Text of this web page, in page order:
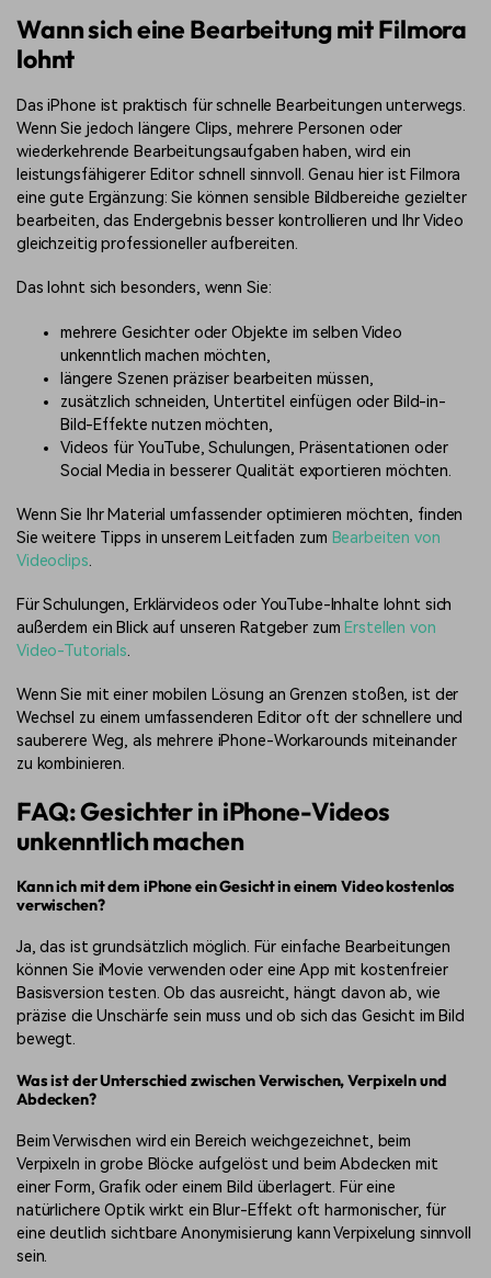
Wann sich eine Bearbeitung mit Filmora
lohnt
Das iPhone ist praktisch für schnelle Bearbeitungen unterwegs.
Wenn Sie jedoch längere Clips, mehrere Personen oder
wiederkehrende Bearbeitungsaufgaben haben, wird ein
leistungsfähigerer Editor schnell sinnvoll. Genau hier ist Filmora
eine gute Ergänzung: Sie können sensible Bildbereiche gezielter
bearbeiten, das Endergebnis besser kontrollieren und Ihr Video
gleichzeitig professioneller aufbereiten.
Das lohnt sich besonders, wenn Sie:
mehrere Gesichter oder Objekte im selben Video
unkenntlich machen möchten,
längere Szenen präziser bearbeiten müssen,
zusätzlich schneiden, Untertitel einfügen oder Bild-in-
Bild-Effekte nutzen möchten,
Videos für YouTube, Schulungen, Präsentationen oder
Social Media in besserer Qualität exportieren möchten.
Wenn Sie Ihr Material umfassender optimieren möchten, finden
Sie weitere Tipps in unserem Leitfaden zum Bearbeiten von
Videoclips.
Für Schulungen, Erklärvideos oder YouTube-Inhalte lohnt sich
außerdem ein Blick auf unseren Ratgeber zum Erstellen von
Video-Tutorials.
Wenn Sie mit einer mobilen Lösung an Grenzen stoßen, ist der
Wechsel zu einem umfassenderen Editor oft der schnellere und
sauberere Weg, als mehrere iPhone-Workarounds miteinander
zu kombinieren.
FAQ: Gesichter in iPhone-Videos
unkenntlich machen
Kann ich mit dem iPhone ein Gesicht in einem Video kostenlos
verwischen?
Ja, das ist grundsätzlich möglich. Für einfache Bearbeitungen
können Sie iMovie verwenden oder eine App mit kostenfreier
Basisversion testen. Ob das ausreicht, hängt davon ab, wie
präzise die Unschärfe sein muss und ob sich das Gesicht im Bild
bewegt.
Was ist der Unterschied zwischen Verwischen, Verpixeln und
Abdecken?
Beim Verwischen wird ein Bereich weichgezeichnet, beim
Verpixeln in grobe Blöcke aufgelöst und beim Abdecken mit
einer Form, Grafik oder einem Bild überlagert. Für eine
natürlichere Optik wirkt ein Blur-Effekt oft harmonischer, für
eine deutlich sichtbare Anonymisierung kann Verpixelung sinnvoll
sein.